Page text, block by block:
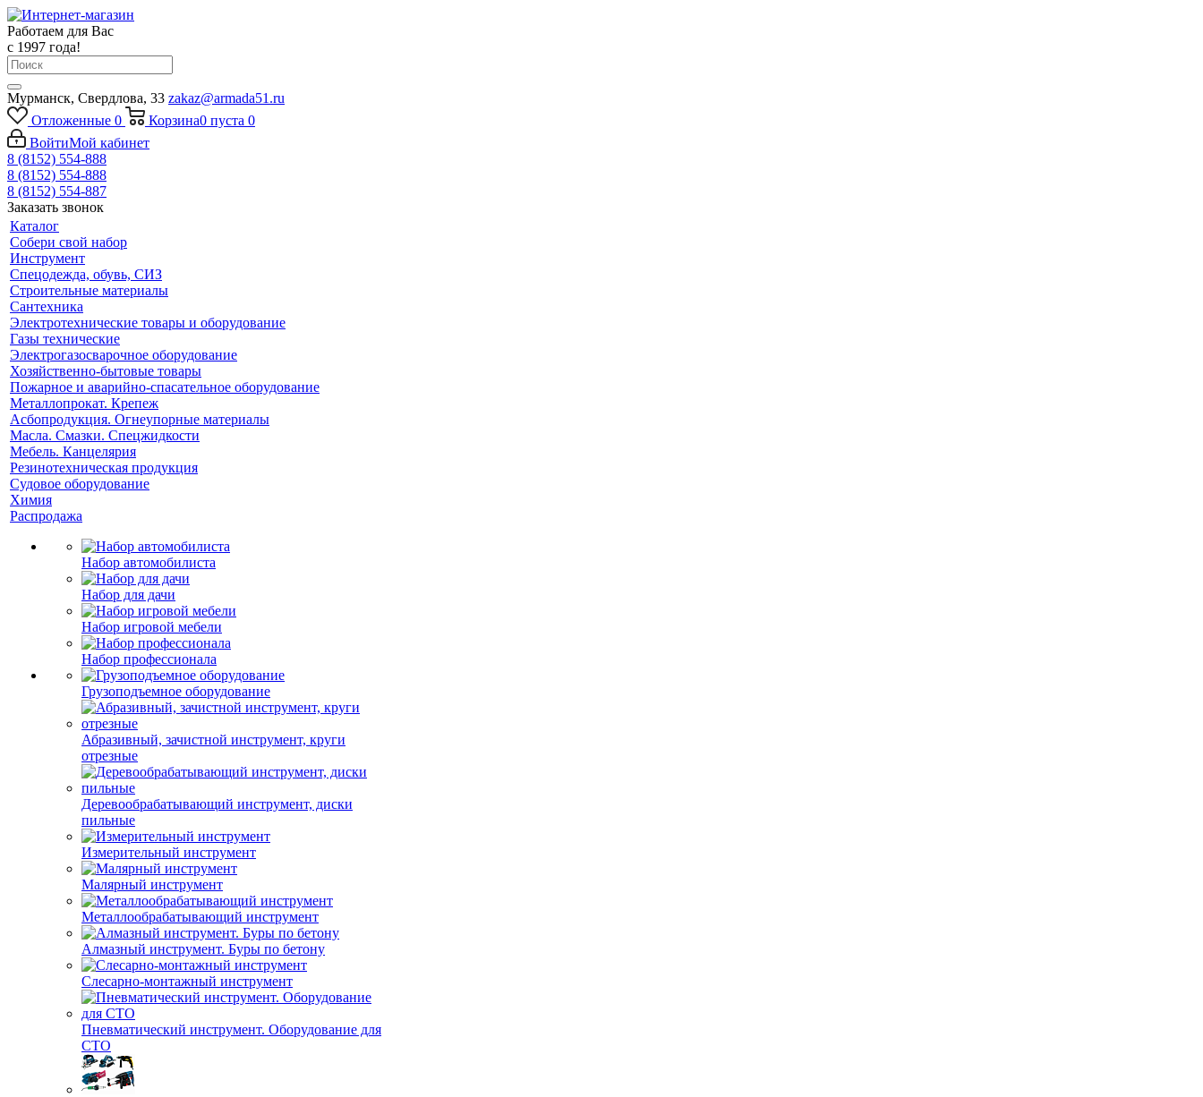
Работаем для Вас
с 1997 года!
Мурманск, Свердлова, 33 zakaz@armada51.ru
Отложенные 0 Корзина0 пуста 0
ВойтиМой кабинет
8 (8152) 554-888
8 (8152) 554-888
8 (8152) 554-887
Заказать звонок
Каталог
Собери свой набор
Инструмент
Спецодежда, обувь, СИЗ
Строительные материалы
Сантехника
Электротехнические товары и оборудование
Газы технические
Электрогазосварочное оборудование
Хозяйственно-бытовые товары
Пожарное и аварийно-спасательное оборудование
Металлопрокат. Крепеж
Асбопродукция. Огнеупорные материалы
Масла. Смазки. Спецжидкости
Мебель. Канцелярия
Резинотехническая продукция
Судовое оборудование
Химия
Распродажа
Набор автомобилиста
Набор для дачи
Набор игровой мебели
Набор профессионала
Грузоподъемное оборудование
Абразивный, зачистной инструмент, круги
отрезные
Деревообрабатывающий инструмент, диски
пильные
Измерительный инструмент
Малярный инструмент
Металлообрабатывающий инструмент
Алмазный инструмент. Буры по бетону
Слесарно-монтажный инструмент
Пневматический инструмент. Оборудование для
СТО